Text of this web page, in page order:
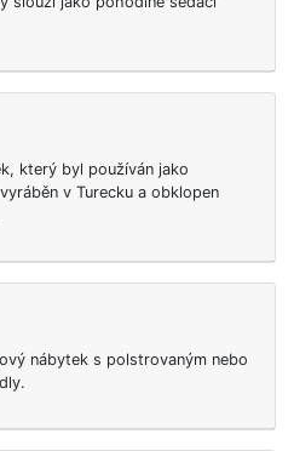
který byl používán jako
v Turecku a obklopen
nábytek s polstrovaným nebo